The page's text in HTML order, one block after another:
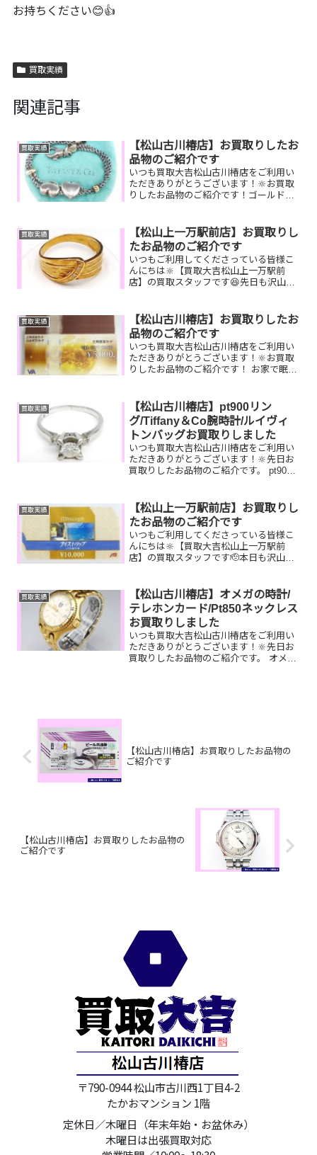
お持ちください😊👍
買取実績
関連記事
買取実績
【松山古川椿店】お買取りしたお
品物のご紹介です
いつも買取大吉松山古川椿店をご利用い
ただきありがとうございます！🔆お買取
りしたお品物のご紹介です！ゴールドネ
いませんか？そのお品物ぜひ！買取大吉
松山古川椿店にお査定させ...
買取実績
【松山上一万駅前店】お買取りし
たお品物のご紹介です
いつもご利用してくださっている皆様こ
んにちは🔆【買取大吉松山上一万駅前
店】の買取スタッフです😆先日も沢山の
ング ルイヴィトン リフ
ト 切手シートしまい...
買取実績
【松山古川椿店】お買取りしたお
品物のご紹介です
いつも買取大吉松山古川椿店をご利用い
ただきありがとうございます！🔆お買取
りしたお品物のご紹介です！ お家で眠っ
定させてください！🤗さらに！現在イベ
ント開催中です！🎊日頃...
買取実績
【松山古川椿店】pt900リン
グ/Tiffany＆Co腕時計/ルイヴィ
トンバッグお買取りしました
いつも買取大吉松山古川椿店をご利用い
ただきありがとうございます！🔆先日お
買取りしたお品物のご紹介です。 pt900
お品物はございませんか？ぜひ買取大吉
松山古...
買取実績
【松山上一万駅前店】お買取りし
たお品物のご紹介です
いつもご利用してくださっている皆様こ
んにちは🔆【買取大吉松山上一万駅前
店】の買取スタッフです🫡本日も沢山の
券 K14文政小判
K18 オパール...
買取実績
【松山古川椿店】オメガの時計/
テレホンカード/Pt850ネックレス
お買取りしました
いつも買取大吉松山古川椿店をご利用い
ただきありがとうございます！🔆先日お
買取りしたお品物のご紹介です。 オメガ
【松山古川椿店】お買取りしたお品物の
ご紹介です
【松山古川椿店】お買取りしたお品物の
ご紹介です
〒790-0944 松山市古川西1丁目4-2
たかおマンション 1階
定休日／木曜日（年末年始・お盆休み）
木曜日は出張買取対応